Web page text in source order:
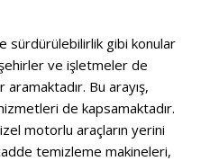
sürdürülebilirlik gibi konular
ve işletmeler de
Bu arayış,
de kapsamaktadır.
motorlu araçların yerini
temizleme makineleri,